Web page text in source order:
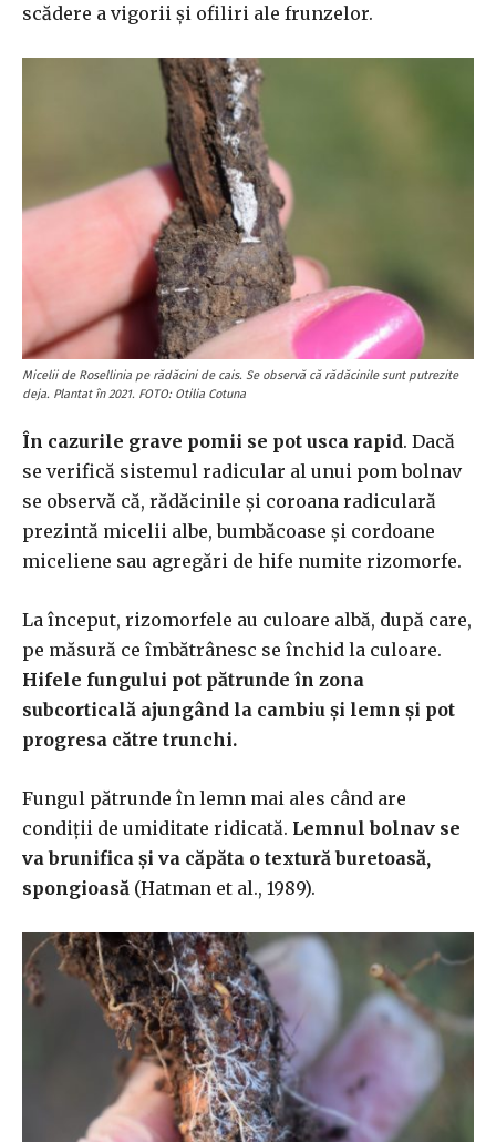
scădere a vigorii și ofiliri ale frunzelor.
Micelii de Rosellinia pe rădăcini de cais. Se observă că rădăcinile sunt putrezite
deja. Plantat în 2021. FOTO: Otilia Cotuna
În cazurile grave pomii se pot usca rapid. Dacă
se verifică sistemul radicular al unui pom bolnav
se observă că, rădăcinile și coroana radiculară
prezintă micelii albe, bumbăcoase și cordoane
miceliene sau agregări de hife numite rizomorfe.
La început, rizomorfele au culoare albă, după care,
pe măsură ce îmbătrânesc se închid la culoare.
Hifele fungului pot pătrunde în zona
subcorticală ajungând la cambiu și lemn și pot
progresa către trunchi.
Fungul pătrunde în lemn mai ales când are
condiții de umiditate ridicată. Lemnul bolnav se
va brunifica și va căpăta o textură buretoasă,
spongioasă (Hatman et al., 1989).